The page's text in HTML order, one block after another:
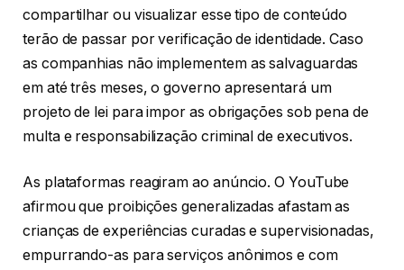
compartilhar ou visualizar esse tipo de conteúdo
terão de passar por verificação de identidade. Caso
as companhias não implementem as salvaguardas
em até três meses, o governo apresentará um
projeto de lei para impor as obrigações sob pena de
multa e responsabilização criminal de executivos.
As plataformas reagiram ao anúncio. O YouTube
afirmou que proibições generalizadas afastam as
crianças de experiências curadas e supervisionadas,
empurrando-as para serviços anônimos e com